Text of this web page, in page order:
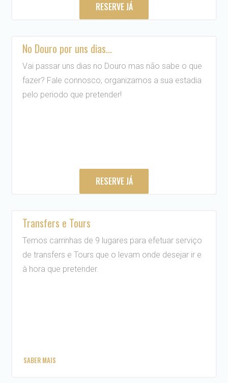
RESERVE JÁ
No Douro por uns dias...
Vai passar uns dias no Douro mas não sabe o que
fazer? Fale connosco, organizamos a sua estadia
pelo periodo que pretender!
RESERVE JÁ
Transfers e Tours
Temos carrinhas de 9 lugares para efetuar serviço
de transfers e Tours que o levam onde desejar ir e
à hora que pretender.
SABER MAIS